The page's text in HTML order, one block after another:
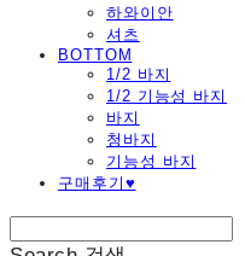
하와이안
셔츠
BOTTOM
1/2 바지
1/2 기능성 바지
바지
청바지
기능성 바지
구매후기♥